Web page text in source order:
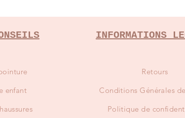
enfant
INFORMATIONS
Retours
Conditions Générales
Politique de